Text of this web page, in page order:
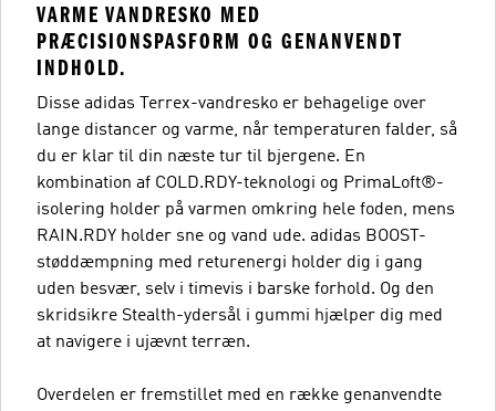
VARME VANDRESKO MED
PRÆCISIONSPASFORM OG GENANVENDT
INDHOLD.
Disse adidas Terrex-vandresko er behagelige over
lange distancer og varme, når temperaturen falder, så
du er klar til din næste tur til bjergene. En
kombination af COLD.RDY-teknologi og PrimaLoft®-
isolering holder på varmen omkring hele foden, mens
RAIN.RDY holder sne og vand ude. adidas BOOST-
støddæmpning med returenergi holder dig i gang
uden besvær, selv i timevis i barske forhold. Og den
skridsikre Stealth-ydersål i gummi hjælper dig med
at navigere i ujævnt terræn.
Overdelen er fremstillet med en række genanvendte